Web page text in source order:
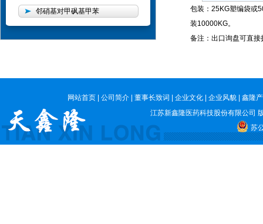
邻硝基对甲砜基甲苯
包装：25KG塑编袋或
装10000KG。
备注：出口询盘可直
网站首页 公司简介 董事长致词 企业文化 企业风貌
鑫隆
江苏新鑫隆医药科技股份有限公司
苏